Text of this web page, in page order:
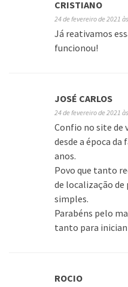
CRISTIANO
24 de fevereiro de 2021
Já reativamos
funcionou!
JOSÉ CARLOS
24 de fevereiro de 2021
Confio no site de
desde a época da
anos.
Povo que tanto
de localização
simples.
Parabéns pelo
tanto para
ROCIO